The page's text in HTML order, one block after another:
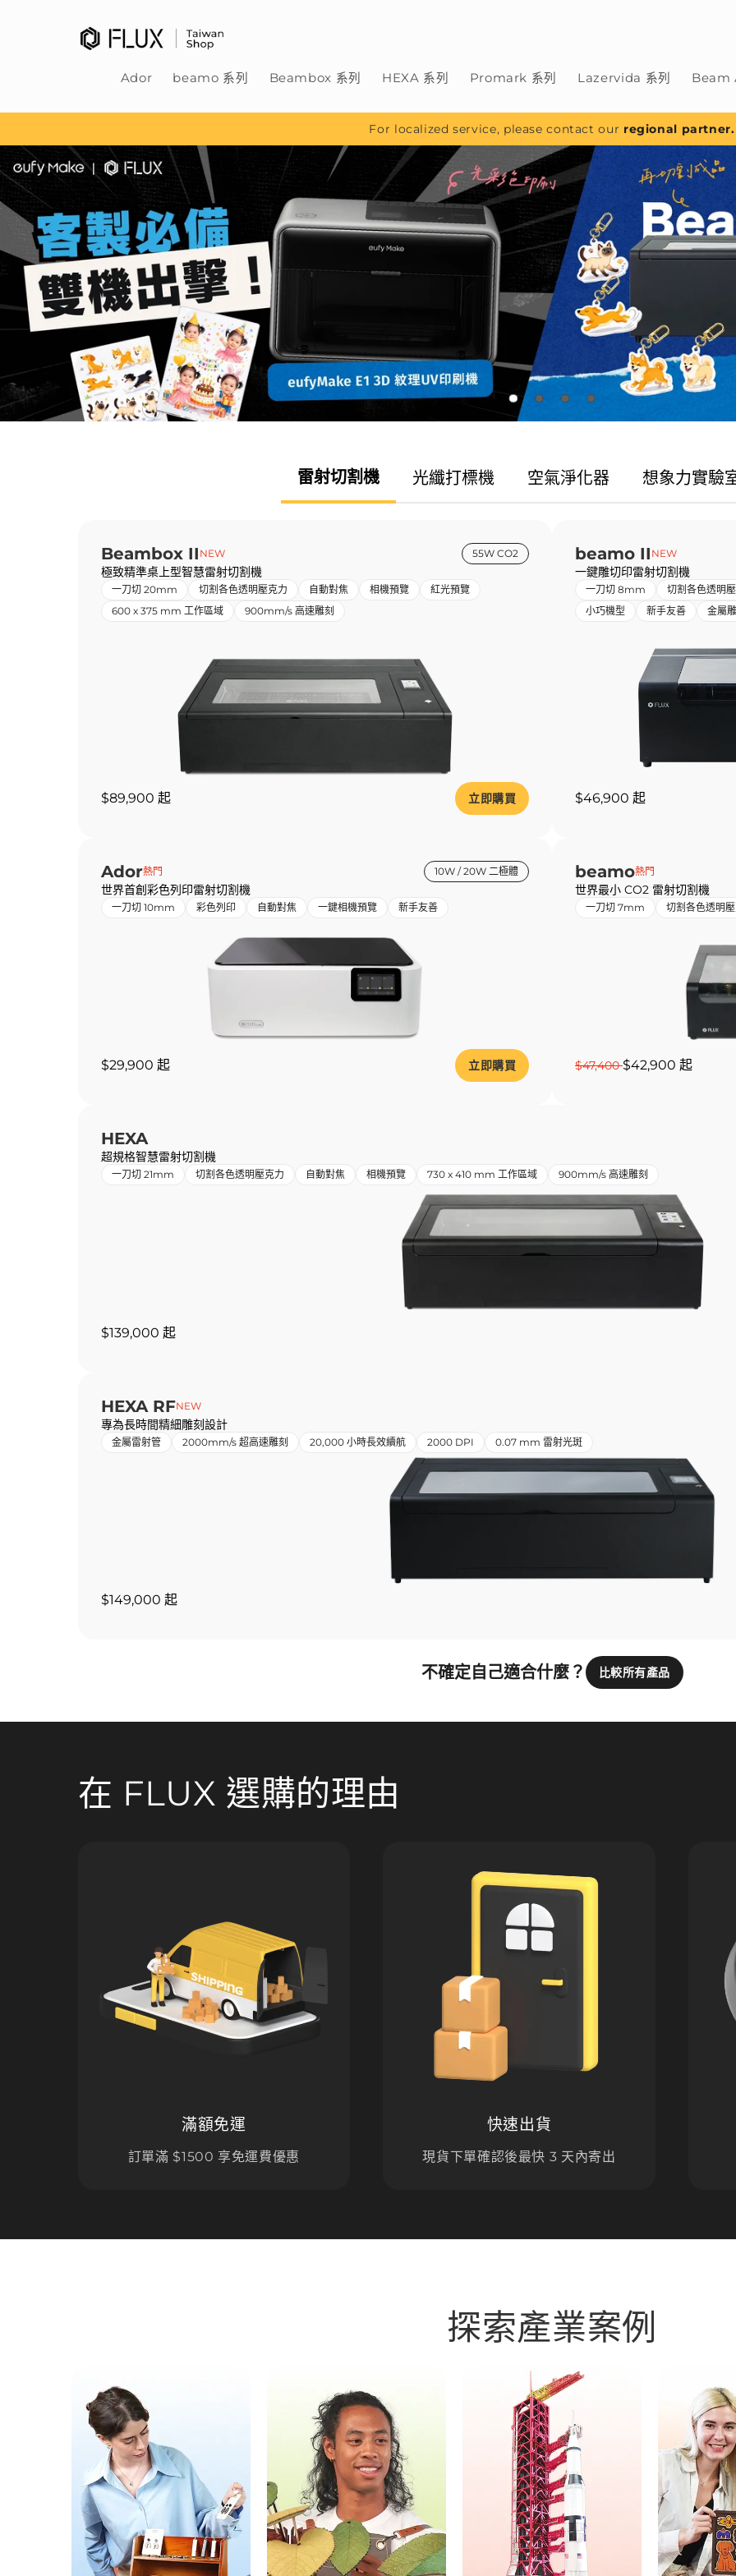
Ador beamo 系列 Beambox 系列 HEXA 系列 Promark 系列 Lazervida 系列 Beam
For localized service, please contact our regional partner.
雷射切割機 光纖打標機 空氣淨化器 想象力實驗
Beambox II NEW 55W CO2
極致精準桌上型智慧雷射切割機
一刀切 20mm 切割各色透明壓克力 自動對焦 相機預覽
紅光預覽
600 x 375 mm 工作區域
900mm/s 高速雕刻
$89,900 起 立即購買
beamo II NEW
一鍵雕切印雷射切割機
一刀切 8mm
切割各色透明
小巧機型
新手友善 金屬
$46,900 起
Ador熱門 10W / 20W 二極體
世界首創彩色列印雷射切割機
一刀切 10mm 彩色列印 自動對焦 一鍵相機預覽 新手友善
$29,900 起 立即購買
beamo熱門
世界最小 CO2 雷射切割機
一刀切 7mm 切割各色透明
$47,400$42,900 起
HEXA
超規格智慧雷射切割機
一刀切 21mm 切割各色透明壓克力 自動對焦 相機預覽 730 x 410 mm 工作區域 900mm/s 高速雕刻
$139,000 起
HEXA RFNEW
專為長時間精細雕刻設計
金屬雷射管 2000mm/s 超高速雕刻 20,000 小時長效續航 2000 DPI 0.07 mm 雷射光斑
$149,000 起
不確定自己適合什麼？ 比較所有產品
在 FLUX 選購的理由
滿額免運
訂單滿 $1500 享免運費優惠
快速出貨
現貨下單確認後最快 3 天內寄出
探索產業案例